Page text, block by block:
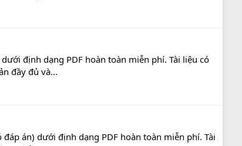
định dạng PDF hoàn toàn miễn phí. Tài liệu có
đầy đủ và...
án) dưới định dạng PDF hoàn toàn miễn phí. Tài